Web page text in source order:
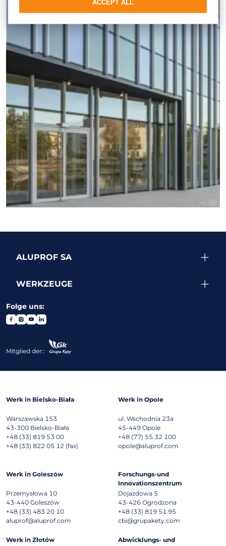
WEITERE PROJEKTE ANZEIGEN
ALUPROF SA
WERKZEUGE
Folge uns:
Mitglied der::
Werk in Bielsko-Biała
Warszawska 153
43-300 Bielsko-Biała
+48 (33) 819 53 00
+48 (33) 822 05 12 (fax)
Werk in Opole
ul. Wschodnia 23a
45-449 Opole
+48 (77) 55 32 100
opole@aluprof.com
Werk in Goleszów
Przemysłowa 10
43-440 Goleszów
+48 (33) 483 20 10
aluprof@aluprof.com
Forschungs-und
Innovationszentrum
Dojazdowa 5
43-426 Ogrodzona
+48 (33) 819 51 95
cbi@grupakety.com
Werk in Złotów
Abwicklungs- und
ACCEPT ALL